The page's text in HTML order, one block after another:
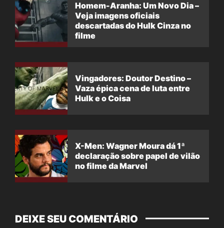
Homem-Aranha: Um Novo Dia –
Veja imagens oficiais
descartadas do Hulk Cinza no
filme
Vingadores: Doutor Destino –
Vaza épica cena de luta entre
Hulk e o Coisa
X-Men: Wagner Moura dá 1ª
declaração sobre papel de vilão
no filme da Marvel
DEIXE SEU COMENTÁRIO